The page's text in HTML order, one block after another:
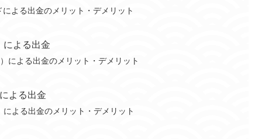
よる出金のメリット・デメリット
による出金
による出金のメリット・デメリット
よる出金
よる出金のメリット・デメリット